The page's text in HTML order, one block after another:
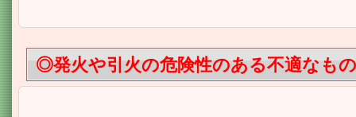
◎発火や引火の危険性のある不適なも